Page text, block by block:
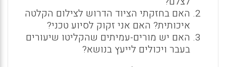
האם בחזקתי הציוד הדרוש לצילום הקלטה
איכותית? האם אני זקוק לסיוע טכני?
האם יש מורים-עמיתים שהקליטו שיעורים
בעבר ויכולים לייעץ בנושא?